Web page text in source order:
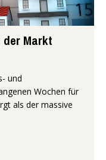
Markt
und
Wochen für
als der massive